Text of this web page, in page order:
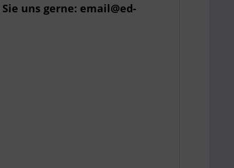
uns gerne: email@ed-